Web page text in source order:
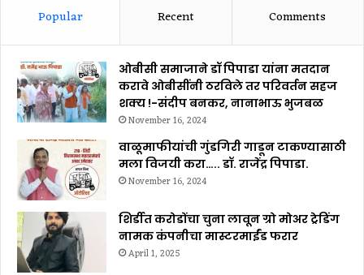
Popular Recent Comments
ओबीसी समाजाने डॉ पिपाडा यांना मतदान
करावे ओबीसींनी ठरविले तर परिवर्तन सहज
शक्य !-संदीप बनकर, नानाभाऊ भुजबळ
November 16, 2024
वाळूमाफीयांची गुंडगिरी गाडून टाकण्यासाठी
मला विजयी करा….. डॉ. राजेंद्र पिपाडा.
November 16, 2024
शिर्डीत करोडोंचा चुना लावून ग्रो मोअर ट्रेडिंग
नामक कंपनीचा मास्टरमाईंड फरार
April 1, 2025